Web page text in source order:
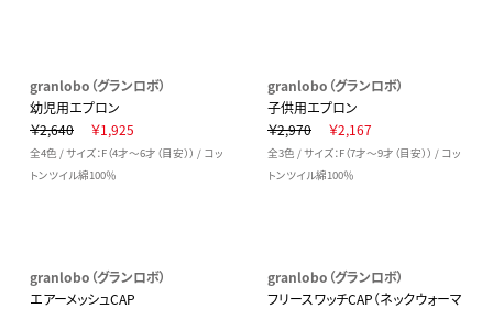
granlobo（グランロボ）
幼児用エプロン
￥2,640
￥1,925
全4色 / サイズ：F（4才～6才（目安）） / コッ
トンツイル綿100％
granlobo（グランロボ）
子供用エプロン
￥2,970
￥2,167
全3色 / サイズ：F（7才～9才（目安）） / コッ
トンツイル綿100％
granlobo（グランロボ）
エアーメッシュCAP
granlobo（グランロボ）
フリースワッチCAP（ネックウォーマ